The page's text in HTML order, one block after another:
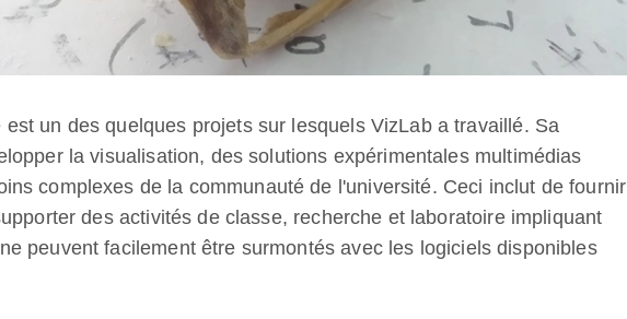
est un des quelques projets sur lesquels VizLab a travaillé. Sa
la visualisation, des solutions expérimentales multimédias
complexes de la communauté de l'université. Ceci inclut de fournir
des activités de classe, recherche et laboratoire impliquant
peuvent facilement être surmontés avec les logiciels disponibles